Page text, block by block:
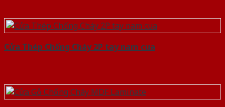
Cửa Thép Chống Cháy 2P tay nam cua